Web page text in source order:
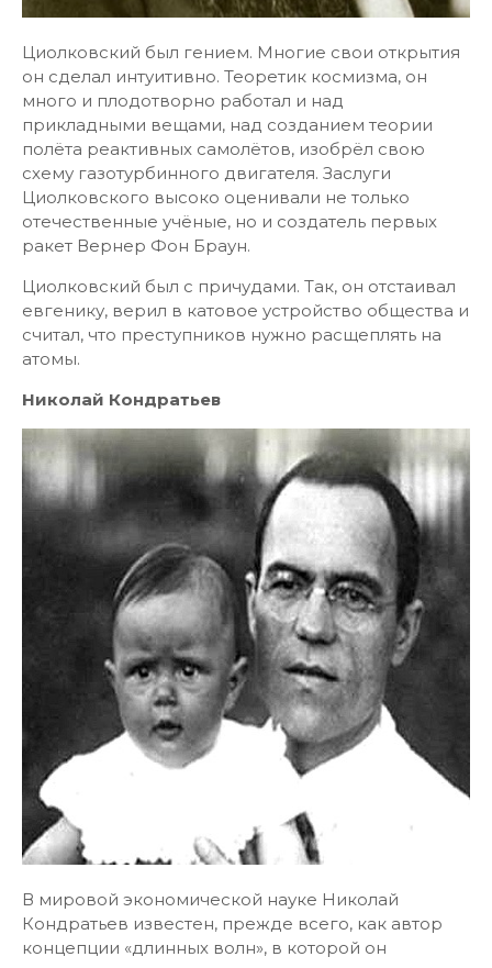
Циолковский был гением. Многие свои открытия
он сделал интуитивно. Теоретик космизма, он
много и плодотворно работал и над
прикладными вещами, над созданием теории
полёта реактивных самолётов, изобрёл свою
схему газотурбинного двигателя. Заслуги
Циолковского высоко оценивали не только
отечественные учёные, но и создатель первых
ракет Вернер Фон Браун.
Циолковский был с причудами. Так, он отстаивал
евгенику, верил в катовое устройство общества и
считал, что преступников нужно расщеплять на
атомы.
Николай Кондратьев
В мировой экономической науке Николай
Кондратьев известен, прежде всего, как автор
концепции «длинных волн», в которой он